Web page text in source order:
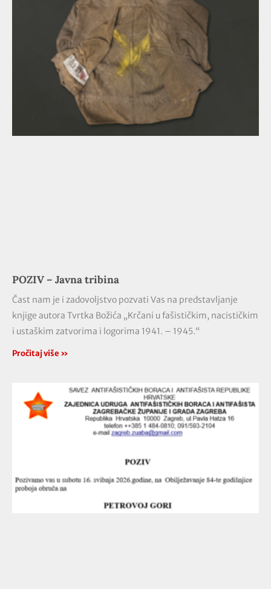
POZIV – Javna tribina
Čast nam je i zadovoljstvo pozvati Vas na predstavljanje
knjige autora Tvrtka Božića „Krčani u fašističkim, nacističkim
i ustaškim zatvorima i logorima 1941. – 1945.“
Pročitaj više »